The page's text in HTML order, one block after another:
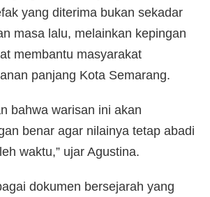
yang diterima bukan sekadar
masa lalu, melainkan kepingan
membantu masyarakat
panjang Kota Semarang.
bahwa warisan ini akan
benar agar nilainya tetap abadi
waktu,” ujar Agustina.
dokumen bersejarah yang